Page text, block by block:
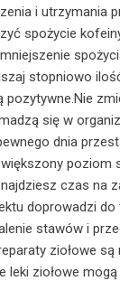
i utrzymania
spożycie
stopniowo
się w
dnia
poziom
czas na
doprowadzi do
stawów i
ziołowe są
ziołowe